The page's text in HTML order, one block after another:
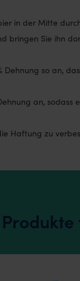
in der Mitte
bringen Sie ihn
Dehnung so an,
an,
Haftung zu